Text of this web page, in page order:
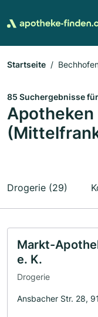
Startseite
85 Suchergebnisse für
Apotheken
Drogerie (29)
Markt-
e. K.
Drogerie
Ansbacher Str. 28,